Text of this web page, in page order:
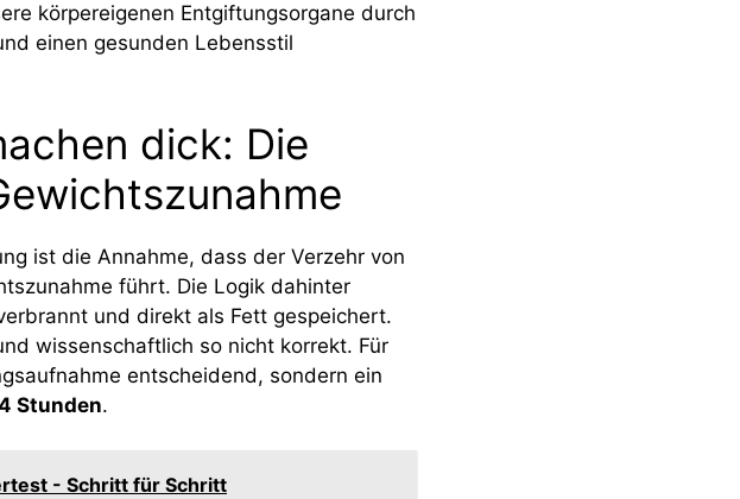
körpereigenen Entgiftungsorgane durch
einen gesunden Lebensstil
dick: Die
ist die Annahme, dass der Verzehr von
führt. Die Logik dahinter
und direkt als Fett gespeichert.
wissenschaftlich so nicht korrekt. Für
entscheidend, sondern ein
Stunden.
- Schritt für Schritt